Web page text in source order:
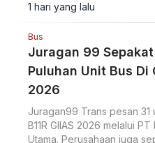
1 hari yang lalu
Bus
Juragan 99
Puluhan Unit Bus Di
2026
Juragan99 Trans pesan 31
B11R GIIAS 2026 melalui
Utama. Perusahaan juga